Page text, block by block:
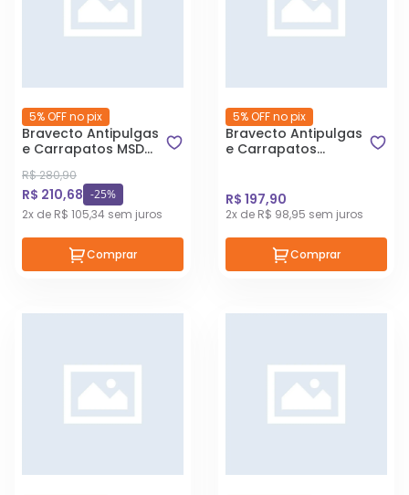
5% OFF no pix
Bravecto Antipulgas
e Carrapatos MSD
20 kg
R$ 280,90
R$ 210,68 -25%
2x de R$ 105,34 sem juros
Comprar
5% OFF no pix
Bravecto Antipulgas
e Carrapatos
R$ 197,90
2x de R$ 98,95 sem juros
Comprar